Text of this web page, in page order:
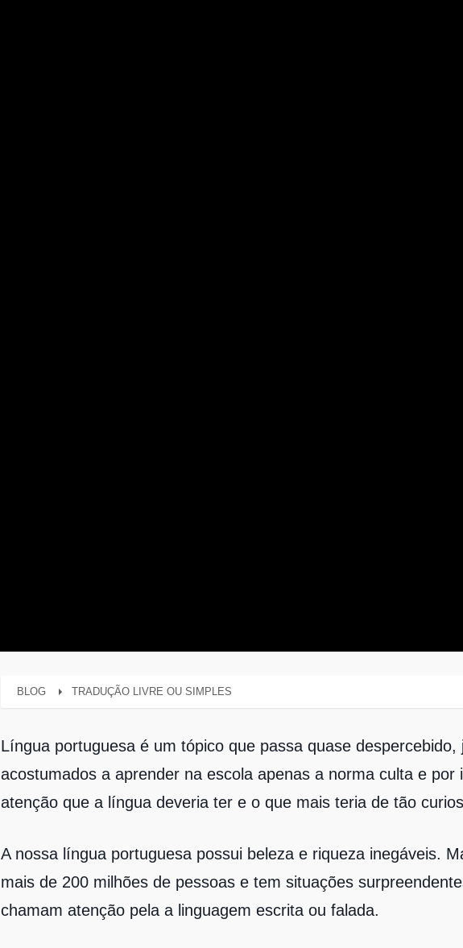
BLOG TRADUÇÃO LIVRE OU SIMPLES
Língua portuguesa é um tópico que passa quase despercebido,
acostumados a aprender na escola apenas a norma culta e por
atenção que a língua deveria ter e o que mais teria de tão
A nossa língua portuguesa possui beleza e riqueza inegáveis.
mais de 200 milhões de pessoas e tem situações
chamam atenção pela a linguagem escrita ou falada.